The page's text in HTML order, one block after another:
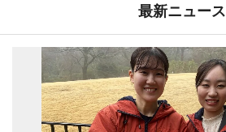
最新ニュース